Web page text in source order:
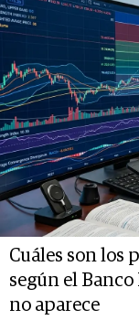
Cuáles son los
según el
no aparece